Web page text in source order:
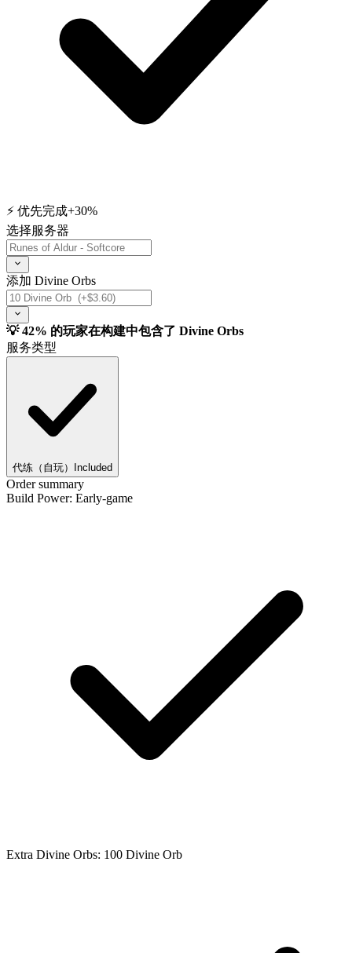
⚡ 优先完成+30%
选择服务器
添加 Divine Orbs
💡 42% 的玩家在构建中包含了 Divine Orbs
服务类型
代练（自玩） Included
Order summary
Build Power: Early-game
Extra Divine Orbs: 100 Divine Orb